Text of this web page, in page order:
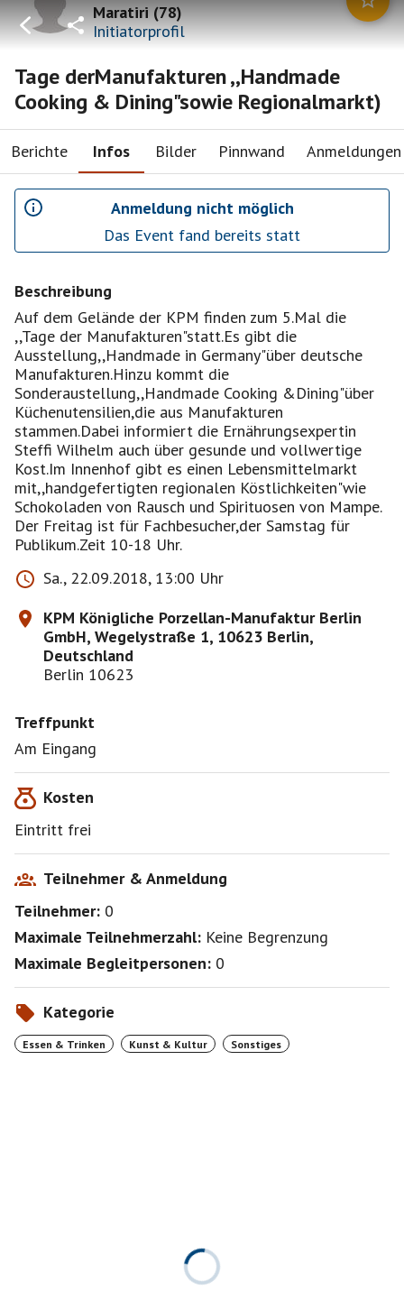
Maratiri(78)
Initiatorprofil
Tage derManufakturen ,,Handmade
Cooking & Dining"sowie Regionalmarkt)
Berichte Infos Bilder Pinnwand Anmeldungen
Anmeldung nicht möglich
Das Event fand bereits statt
Beschreibung
Auf dem Gelände der KPM finden zum 5.Mal die
,,Tage der Manufakturen"statt.Es gibt die
Ausstellung,,Handmade in Germany"über deutsche
Manufakturen.Hinzu kommt die
Sonderaustellung,,Handmade Cooking &Dining"über
Küchenutensilien,die aus Manufakturen
stammen.Dabei informiert die Ernährungsexpertin
Steffi Wilhelm auch über gesunde und vollwertige
Kost.Im Innenhof gibt es einen Lebensmittelmarkt
mit,,handgefertigten regionalen Köstlichkeiten"wie
Schokoladen von Rausch und Spirituosen von Mampe.
Der Freitag ist für Fachbesucher,der Samstag für
Publikum.Zeit 10-18 Uhr.
Sa., 22.09.2018, 13:00 Uhr
KPM Königliche Porzellan-Manufaktur Berlin
GmbH, Wegelystraße 1, 10623 Berlin,
Deutschland
Berlin 10623
Treffpunkt
Am Eingang
Kosten
Eintritt frei
Teilnehmer & Anmeldung
Teilnehmer: 0
Maximale Teilnehmerzahl: Keine Begrenzung
Maximale Begleitpersonen: 0
Kategorie
Essen & Trinken Kunst & Kultur Sonstiges